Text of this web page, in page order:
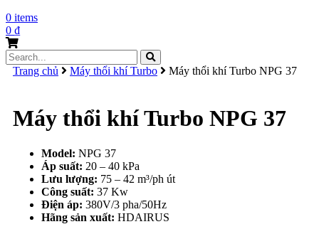
0 items
0 ₫
Search
for:Trang chủ Máy thổi khí Turbo Máy thổi khí Turbo NPG 37
Máy thổi khí Turbo NPG 37
Model: NPG 37
Áp suất: 20 – 40 kPa
Lưu lượng: 75 – 42 m³/ph út
Công suất: 37 Kw
Điện áp: 380V/3 pha/50Hz
Hãng sản xuất: HDAIRUS